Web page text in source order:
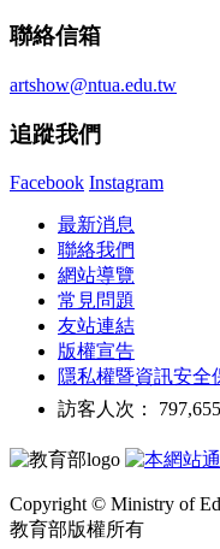
聯絡信箱
artshow@ntua.edu.tw
追蹤我們
Facebook Instagram
最新消息
聯絡我們
網站導覽
常見問題
友站連結
版權宣告
隱私權暨資訊安全
訪客人次： 797,655
Copyright © Ministry of
教育部版權所有